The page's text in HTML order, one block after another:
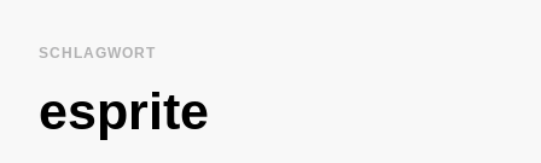
SCHLAGWORT
esprite